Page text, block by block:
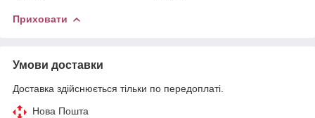
Приховати
Умови доставки
Доставка здійснюється тільки по передоплаті.
Нова Пошта